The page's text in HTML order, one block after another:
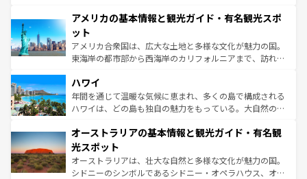
ンツ一覧を参照してほしい。
の建物がそのまま残る町や、スイスならではのユニークな
博物館もあり、アルプス観光だけでなく町歩きも満喫する
ことができる。国民の所得が高いため物価も高いが、旅行
者向けの交通パス提供のサービスもあり、うまく活用すれ
着のスイス情報は
アメリカの基本情報と観光ガイド・有名観光スポ
ット
アメリカ合衆国は、広大な土地と多様な文化が魅力の国。
東海岸の都市部から西海岸のカリフォルニアまで、訪れる
のような巨大都市は、観光、ショッピング、エンターテイ
ンメントが詰まった刺激的なスポットだ。一方、アメリカ
西部には大自然が広がり、グランドキャニオンやイエロー
部のニューオーリンズでは、音楽と美食が融合した独特の
文化が魅力。旅行者はアメリカの各地域で異なる魅力を楽
しみながら、その多様性と豊かな歴史を感じることができ
るだろう。車でのロードトリップや列車の旅も、アメリカ
ハワイ
年間を通じて温暖な気候に恵まれ、多くの島で構成される
ハワイは、どの島も独自の魅力をもっている。大自然の神
ワイ島は見逃せない。また、定番の観光地といえばオアフ
島だが、静かな自然を求めるならマウイ島やカウアイ島が
おすすめ。エメラルドグリーンに輝く海をはじめ、豊かな
文化や歴史が息づいている。「アロハスピリット」と呼ば
オーストラリアの基本情報と観光ガイド・有名観
光スポット
オーストラリアは、壮大な自然と多様な文化が魅力の国。
シドニーのシンボルであるシドニー・オペラハウス、オー